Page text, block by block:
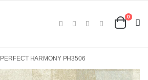
0
PERFECT HARMONY PH3506